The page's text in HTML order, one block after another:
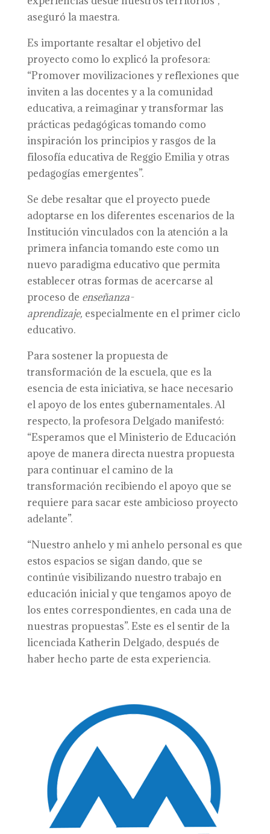
aseguró la maestra.
Es importante resaltar el objetivo del
proyecto como lo explicó la profesora:
“Promover movilizaciones y reflexiones que
inviten a las docentes y a la comunidad
educativa, a reimaginar y transformar las
prácticas pedagógicas tomando como
inspiración los principios y rasgos de la
filosofía educativa de Reggio Emilia y otras
pedagogías emergentes”.
Se debe resaltar que el proyecto puede
adoptarse en los diferentes escenarios de la
Institución vinculados con la atención a la
primera infancia tomando este como un
nuevo paradigma educativo que permita
establecer otras formas de acercarse al
proceso de enseñanza-
aprendizaje, especialmente en el primer ciclo
educativo.
Para sostener la propuesta de
transformación de la escuela, que es la
esencia de esta iniciativa, se hace necesario
el apoyo de los entes gubernamentales. Al
respecto, la profesora Delgado manifestó:
“Esperamos que el Ministerio de Educación
apoye de manera directa nuestra propuesta
para continuar el camino de la
transformación recibiendo el apoyo que se
requiere para sacar este ambicioso proyecto
adelante”.
“Nuestro anhelo y mi anhelo personal es que
estos espacios se sigan dando, que se
continúe visibilizando nuestro trabajo en
educación inicial y que tengamos apoyo de
los entes correspondientes, en cada una de
nuestras propuestas”. Este es el sentir de la
licenciada Katherin Delgado, después de
haber hecho parte de esta experiencia.